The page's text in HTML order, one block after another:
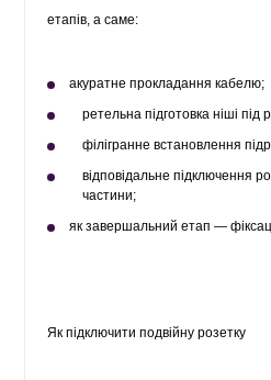
етапів, а саме:
акуратне прокладання кабелю;
ретельна підготовка ніші під
філігранне встановлення
відповідальне підключення
частини;
як завершальний етап —
Як підключити подвійну розетку